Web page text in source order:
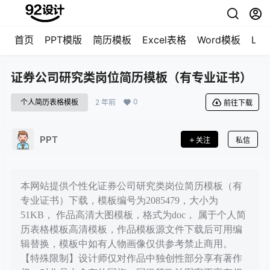
首页 PPT模版 简历模板 Excel表格 Word模板
证券公司研究类岗位简历模板（有专业证书）
个人简历表格模板 2 年前 0 前往下载
PPT 关注 私信
本网站提供个性化证券公司研究类岗位简历模板（有
专业证书）下载，模板编号为2085479，大小为
51KB， 作品高清大图模板，格式为doc， 属于个人简
历表格模板高清模板，作品模板源文件下载后可用编
辑替换，模板中如有人物画像仅供参考禁止商用。
【特殊限制】设计师仅对作品中独创性部分享有著作